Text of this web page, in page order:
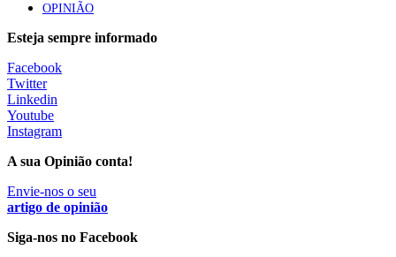
MAIS NOTÍCIAS
Estudo aponta potencial da casca de maracujá-roxo no controlo
da inflamação da asma
5 Ago, 2026
Problema de fabrico condiciona abastecimento de medicamento
para saúde mental
5 Ago, 2026
OPINIÃO
Esteja sempre informado
Facebook
Twitter
Linkedin
Youtube
Instagram
A sua Opinião conta!
Envie-nos o seu
artigo de opinião
Siga-nos no Facebook